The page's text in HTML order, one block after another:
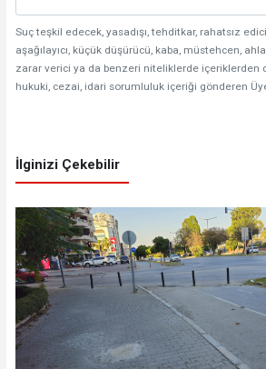
Suç teşkil edecek, yasadışı, tehditkar, rahatsız
aşağılayıcı, küçük düşürücü, kaba, müstehcen,
zarar verici ya da benzeri niteliklerde içeriklerden
hukuki, cezai, idari sorumluluk içeriği gönderen
İlginizi Çekebilir